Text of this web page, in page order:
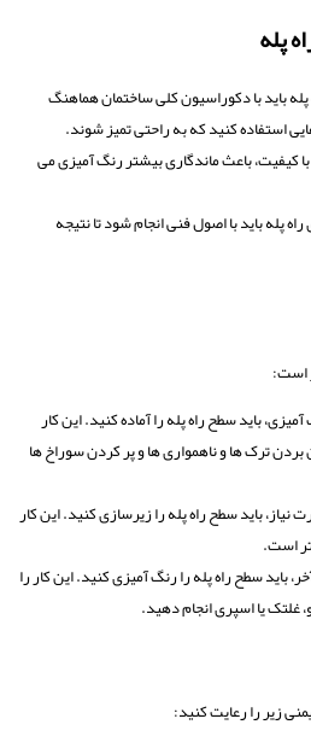
پله
باید با دکوراسیون کلی ساختمان هماهنگ
استفاده کنید که به راحتی تمیز شوند.
کیفیت، باعث ماندگاری بیشتر رنگ آمیزی می
پله باید با اصول فنی انجام شود تا نتیجه
است:
باید سطح راه پله را آماده کنید. این کار
ترک ها و ناهمواری ها و پر کردن سوراخ ها
نیاز، باید سطح راه پله را زیرسازی کنید. این کار
است.
باید سطح راه پله را رنگ آمیزی کنید. این کار را
غلتک یا اسپری انجام دهید.
زیر را رعایت کنید: